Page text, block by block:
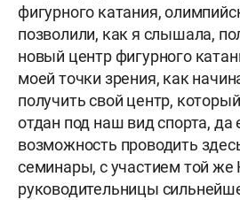
фигурного катания,
позволили, как я слышала,
новый центр фигурного
моей точки зрения, как
получить свой центр,
отдан под наш вид спорта, да
возможность проводить
семинары, с участием той
руководительницы